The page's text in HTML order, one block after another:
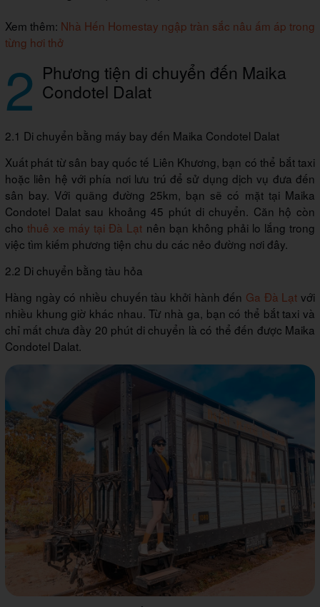
Xem thêm: Nhà Hến Homestay ngập tràn sắc nâu ấm áp trong
từng hơi thở
2 Phương tiện di chuyển đến Maika
Condotel Dalat
2.1 Di chuyển bằng máy bay đến Maika Condotel Dalat
Xuất phát từ sân bay quốc tế Liên Khương, bạn có thể bắt taxi
hoặc liên hệ với phía nơi lưu trú để sử dụng dịch vụ đưa đến
sân bay. Với quãng đường 25km, bạn sẽ có mặt tại Maika
Condotel Dalat sau khoảng 45 phút di chuyển. Căn hộ còn
cho thuê xe máy tại Đà Lạt nên bạn không phải lo lắng trong
việc tìm kiếm phương tiện chu du các nẻo đường nơi đây.
2.2 Di chuyển bằng tàu hỏa
Hàng ngày có nhiều chuyến tàu khởi hành đến Ga Đà Lạt với
nhiều khung giờ khác nhau. Từ nhà ga, bạn có thể bắt taxi và
chỉ mất chưa đầy 20 phút di chuyển là có thể đến được Maika
Condotel Dalat.